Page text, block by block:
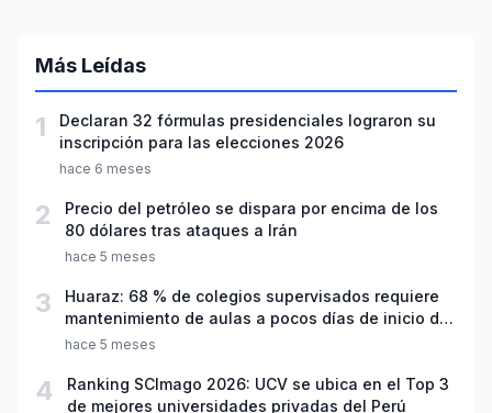
Más Leídas
1
Declaran 32 fórmulas presidenciales lograron su
inscripción para las elecciones 2026
hace 6 meses
2
Precio del petróleo se dispara por encima de los
80 dólares tras ataques a Irán
hace 5 meses
3
Huaraz: 68 % de colegios supervisados requiere
mantenimiento de aulas a pocos días de inicio del
año escolar 2026
hace 5 meses
4
Ranking SCImago 2026: UCV se ubica en el Top 3
de mejores universidades privadas del Perú